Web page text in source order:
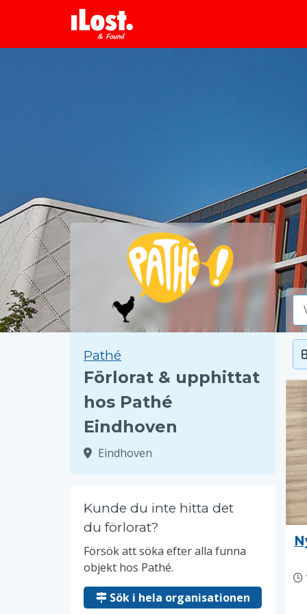
Pathé
Förlorat & upphittat
hos Pathé
Eindhoven
Eindhoven
Kunde du inte hitta det
du förlorat?
Försök att söka efter alla funna
objekt hos Pathé.
Sök i hela organisationen